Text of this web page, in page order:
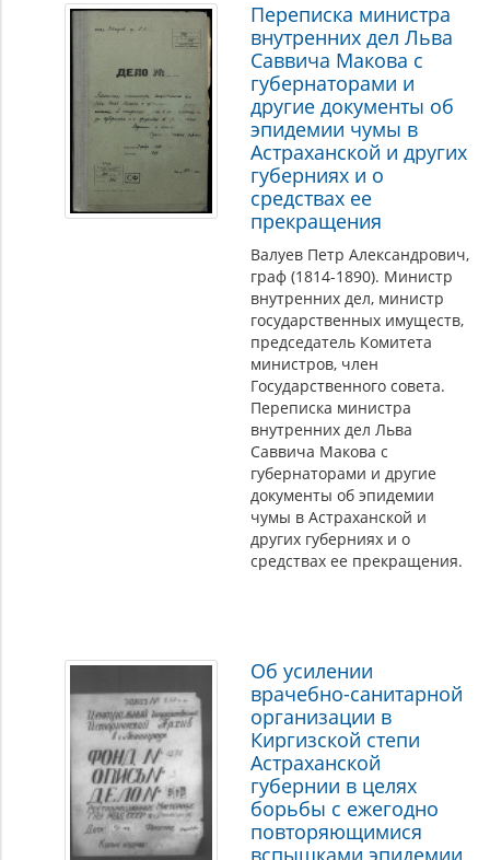
Переписка министра
внутренних дел Льва
Саввича Макова с
губернаторами и
другие документы об
эпидемии чумы в
Астраханской и других
губерниях и о
средствах ее
прекращения
Валуев Петр Александрович,
граф (1814-1890). Министр
внутренних дел, министр
государственных имуществ,
председатель Комитета
министров, член
Государственного совета.
Переписка министра
внутренних дел Льва
Саввича Макова с
губернаторами и другие
документы об эпидемии
чумы в Астраханской и
других губерниях и о
средствах ее прекращения.
Об усилении
врачебно-санитарной
организации в
Киргизской степи
Астраханской
губернии в целях
борьбы с ежегодно
повторяющимися
вспышками эпидемии